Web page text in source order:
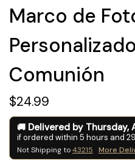
Marco de
Comunión
$24.99
Delivered by Thursday,
if ordered within 5 hours and 29
Not Shipping to43215 More